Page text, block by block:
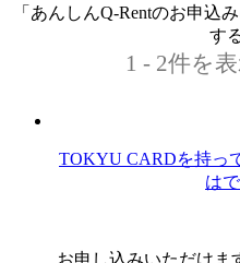
「あんしんQ-Rentのお申込
す
1 - 2件を
TOKYU CARDを持っ
は
お申し込みいただけま